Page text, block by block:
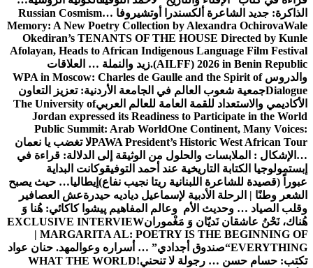
Russian
Memory: A
Afolayan,
WPA in
التعاون
The
Jordan
Public
يا نعمان
قراءة في
حيث يصبح
العصافير
هُنا وَ
EXCLUSIVE
|
د. حنان عواد
WHAT